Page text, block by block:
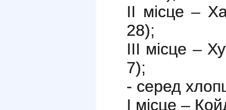
ІІ місце –
28);
ІІІ місце –
7);
- серед
І місце –